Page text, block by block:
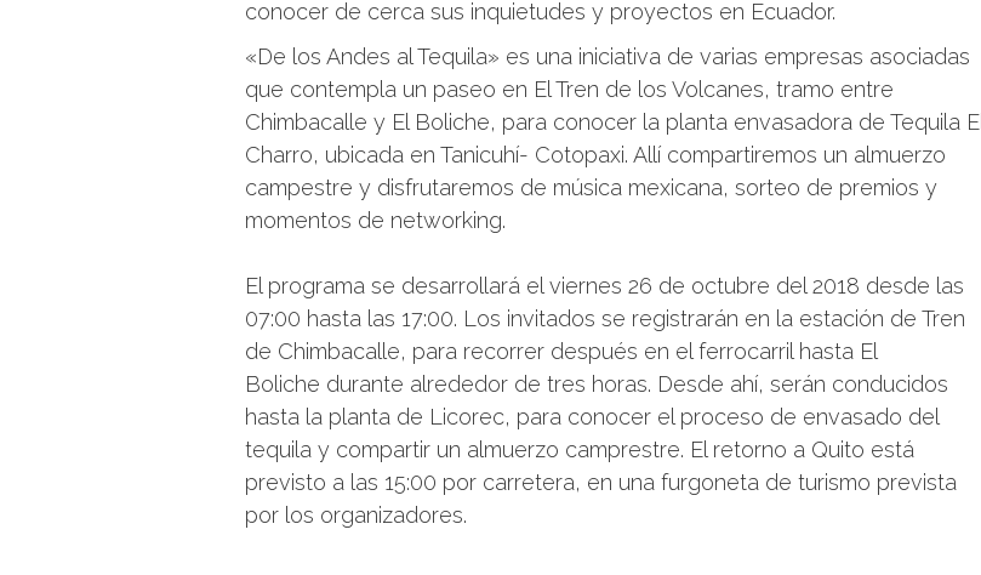
conocer de cerca sus inquietudes y proyectos en Ecuador.
«De los Andes al Tequila» es una iniciativa de varias empresas asociadas
que contempla un paseo en El Tren de los Volcanes, tramo entre
Chimbacalle y El Boliche, para conocer la planta envasadora de Tequila El
Charro, ubicada en Tanicuhí- Cotopaxi. Allí compartiremos un almuerzo
campestre y disfrutaremos de música mexicana, sorteo de premios y
momentos de networking.
El programa se desarrollará el viernes 26 de octubre del 2018 desde las
07:00 hasta las 17:00. Los invitados se registrarán en la estación de Tren
de Chimbacalle, para recorrer después en el ferrocarril hasta El
Boliche durante alrededor de tres horas. Desde ahí, serán conducidos
hasta la planta de Licorec, para conocer el proceso de envasado del
tequila y compartir un almuerzo camprestre. El retorno a Quito está
previsto a las 15:00 por carretera, en una furgoneta de turismo prevista
por los organizadores.